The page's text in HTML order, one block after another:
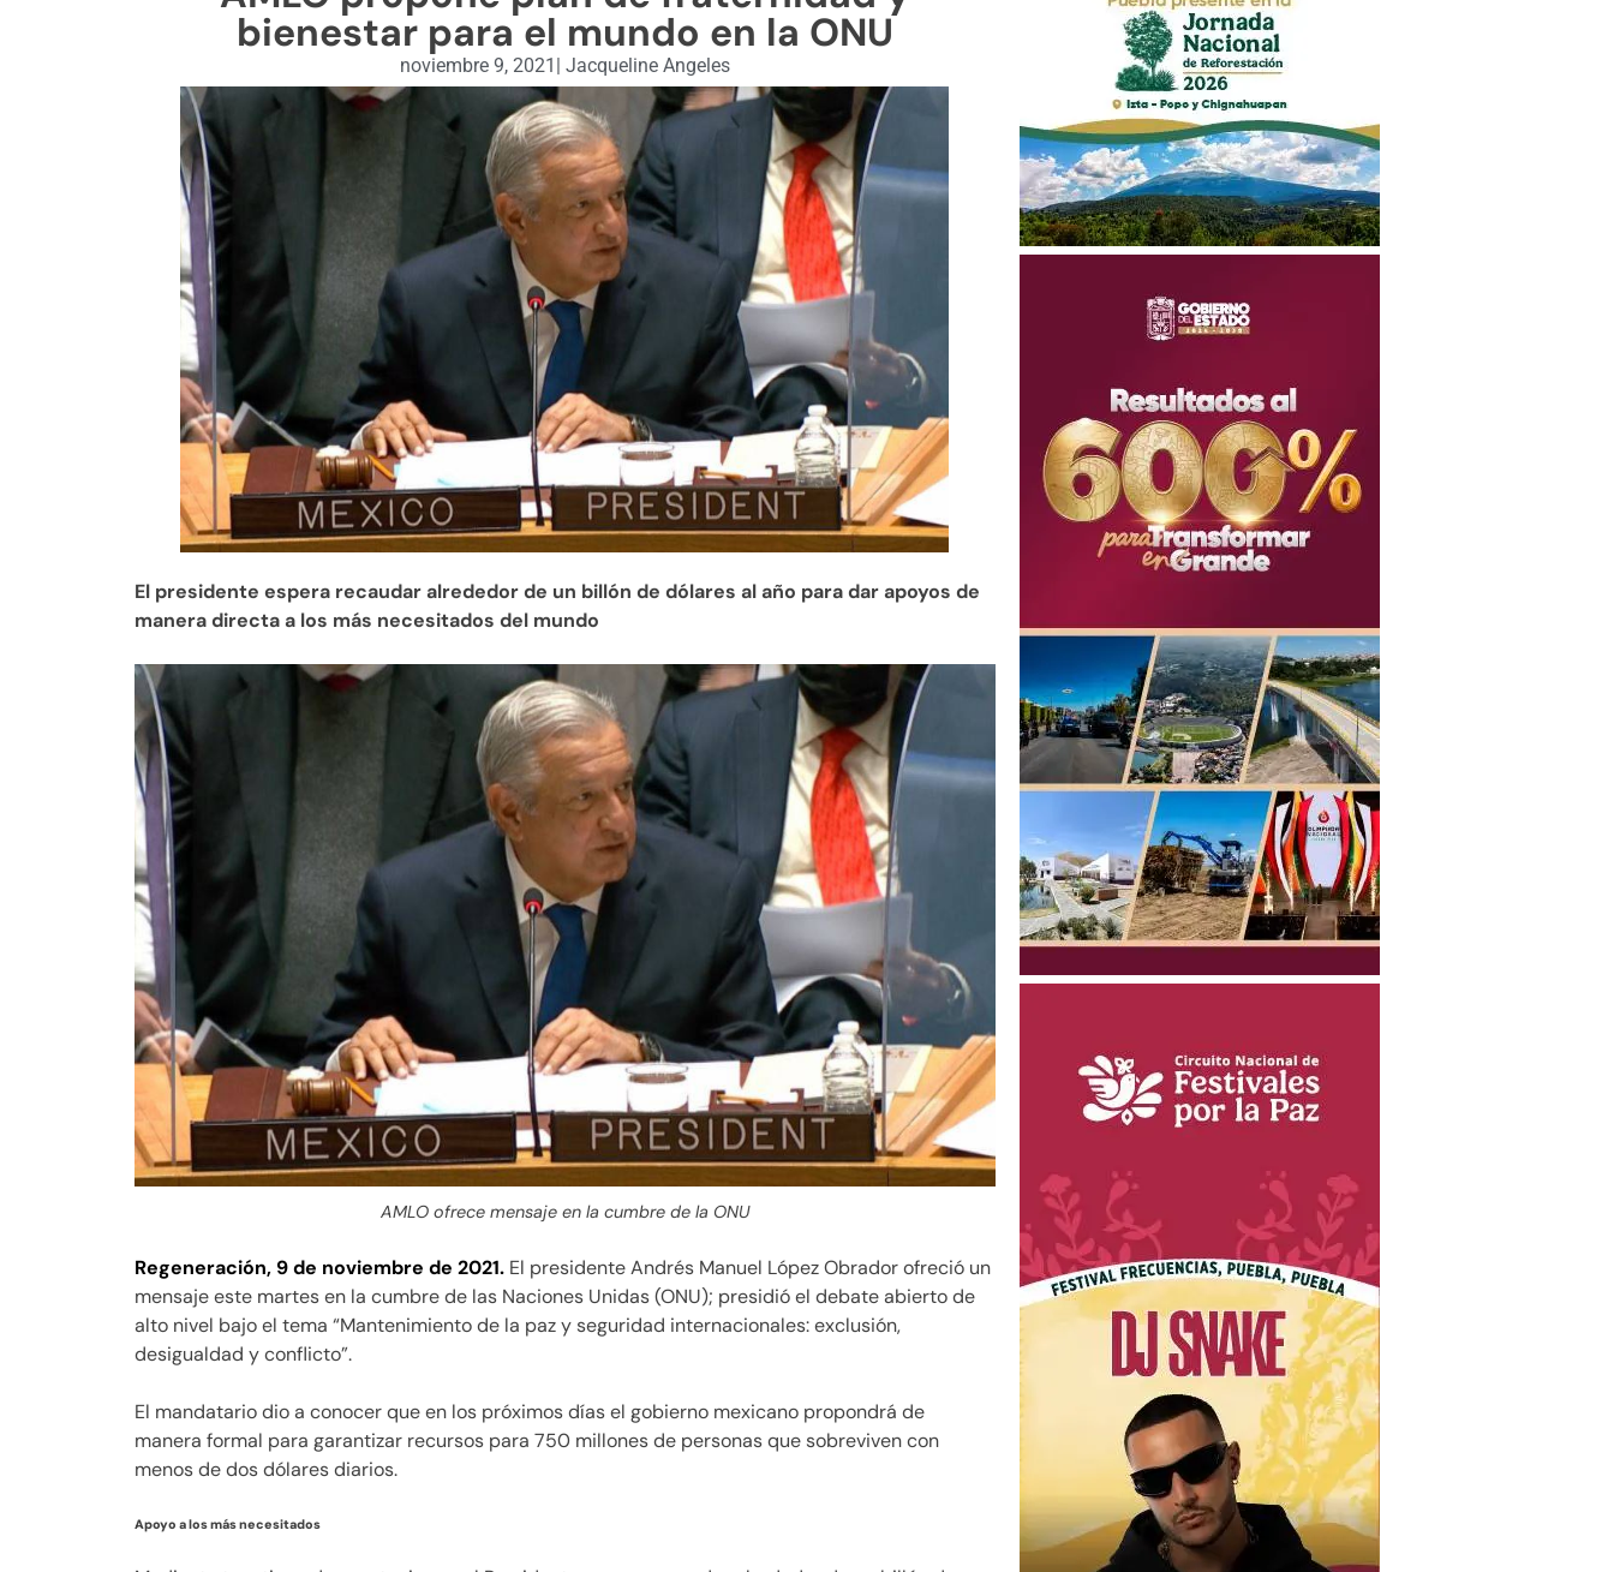
bienestar para el mundo en la ONU
noviembre 9, 2021 Jacqueline Angeles
El presidente espera recaudar alrededor de un billón de dólares al año para dar apoyos de
manera directa a los más necesitados del mundo
AMLO ofrece mensaje en la cumbre de la ONU
Regeneración, 9 de noviembre de 2021. El presidente Andrés Manuel López Obrador ofreció un
mensaje este martes en la cumbre de las Naciones Unidas (ONU); presidió el debate abierto de
alto nivel bajo el tema “Mantenimiento de la paz y seguridad internacionales: exclusión,
desigualdad y conflicto”.
El mandatario dio a conocer que en los próximos días el gobierno mexicano propondrá de
manera formal para garantizar recursos para 750 millones de personas que sobreviven con
menos de dos dólares diarios.
Apoyo a los más necesitados